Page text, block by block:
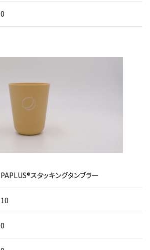
0
PAPLUS®スタッキングタンブラー
10
0